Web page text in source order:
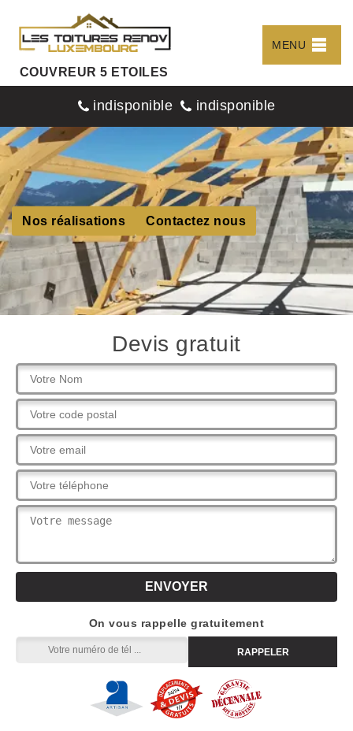
COUVREUR 5 ETOILES
MENU
indisponible indisponible
Nos réalisations Contactez nous
Devis gratuit
On vous rappelle gratuitement